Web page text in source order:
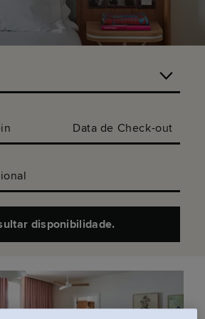
Data de Check-out
disponibilidade.